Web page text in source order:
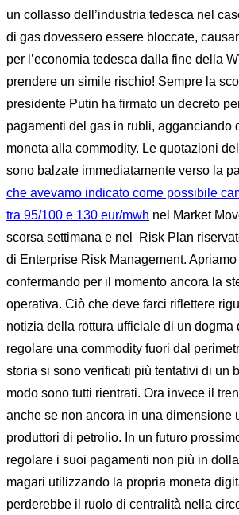
un collasso dell’industria tedesca nel
di gas dovessero essere bloccate,
per l’economia tedesca dalla fine della
prendere un simile rischio! Sempre la
presidente Putin ha firmato un decreto
pagamenti del gas in rubli, agganciando
moneta alla commodity. Le quotazioni
sono balzate immediatamente verso la
che avevamo indicato come possibile
tra 95/100 e 130 eur/mwh nel Market
scorsa settimana e nel Risk Plan
di Enterprise Risk Management.
confermando per il momento ancora la
operativa. Ciò che deve farci riflettere
notizia della rottura ufficiale di un dogma
regolare una commodity fuori dal
storia si sono verificati più tentativi di un
modo sono tutti rientrati. Ora invece il
anche se non ancora in una dimensione
produttori di petrolio. In un futuro
regolare i suoi pagamenti non più in
magari utilizzando la propria moneta
perderebbe il ruolo di centralità nella